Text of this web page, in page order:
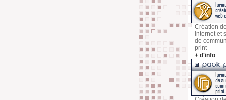
Création
internet et
de
print
+ d'info